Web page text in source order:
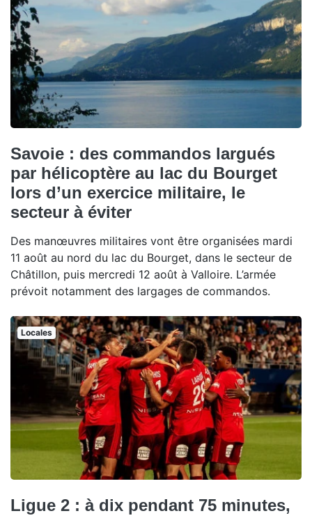
Savoie : des commandos largués
par hélicoptère au lac du Bourget
lors d’un exercice militaire, le
secteur à éviter
Des manœuvres militaires vont être organisées mardi
11 août au nord du lac du Bourget, dans le secteur de
Châtillon, puis mercredi 12 août à Valloire. L’armée
prévoit notamment des largages de commandos.
Locales
Ligue 2 : à dix pendant 75 minutes,